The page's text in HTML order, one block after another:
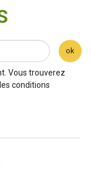
ok
Vous trouverez
conditions